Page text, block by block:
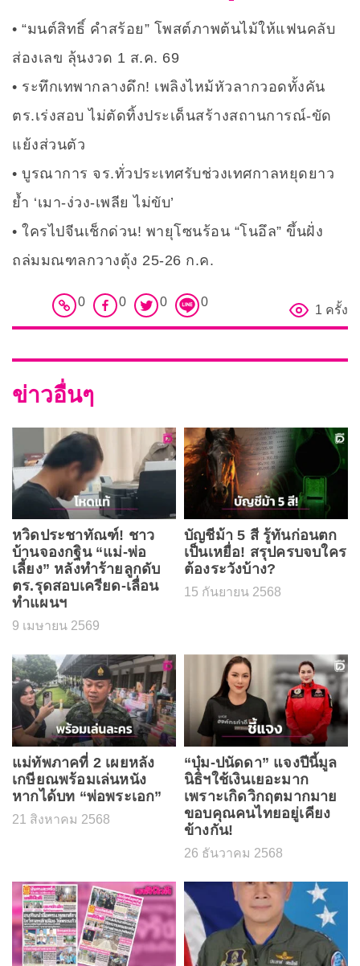
“มนต์สิทธิ์ คำสร้อย” โพสต์ภาพต้นไม้ให้แฟนคลับ
ส่องเลข ลุ้นงวด 1 ส.ค. 69
ระทึกเทพากลางดึก! เพลิงไหม้หัวลากวอดทั้งคัน
ตร.เร่งสอบ ไม่ตัดทิ้งประเด็นสร้างสถานการณ์-ขัด
แย้งส่วนตัว
บูรณาการ จร.ทั่วประเทศรับช่วงเทศกาลหยุดยาว
ย้ำ ‘เมา-ง่วง-เพลีย ไม่ขับ’
ใครไปจีนเช็กด่วน! พายุโซนร้อน “โนอึล” ขึ้นฝั่ง
ถล่มมณฑลกวางตุ้ง 25-26 ก.ค.
0 0 0 0
1 ครั้ง
ข่าวอื่นๆ
หวิดประชาทัณฑ์! ชาว
บ้านจองกฐิน “แม่-พ่อ
เลี้ยง” หลังทำร้ายลูกดับ
ตร.รุดสอบเครียด-เลื่อน
ทำแผนฯ
9 เมษายน 2569
บัญชีม้า 5 สี รู้ทันก่อนตก
เป็นเหยื่อ! สรุปครบจบใคร
ต้องระวังบ้าง?
15 กันยายน 2568
แม่ทัพภาคที่ 2 เผยหลัง
เกษียณพร้อมเล่นหนัง
หากได้บท “พ่อพระเอก”
21 สิงหาคม 2568
“บุ๋ม-ปนัดดา” แจงปีนี้มูล
นิธิฯใช้เงินเยอะมาก
เพราะเกิดวิกฤตมากมาย
ขอบคุณคนไทยอยู่เคียง
ข้างกัน!
26 ธันวาคม 2568